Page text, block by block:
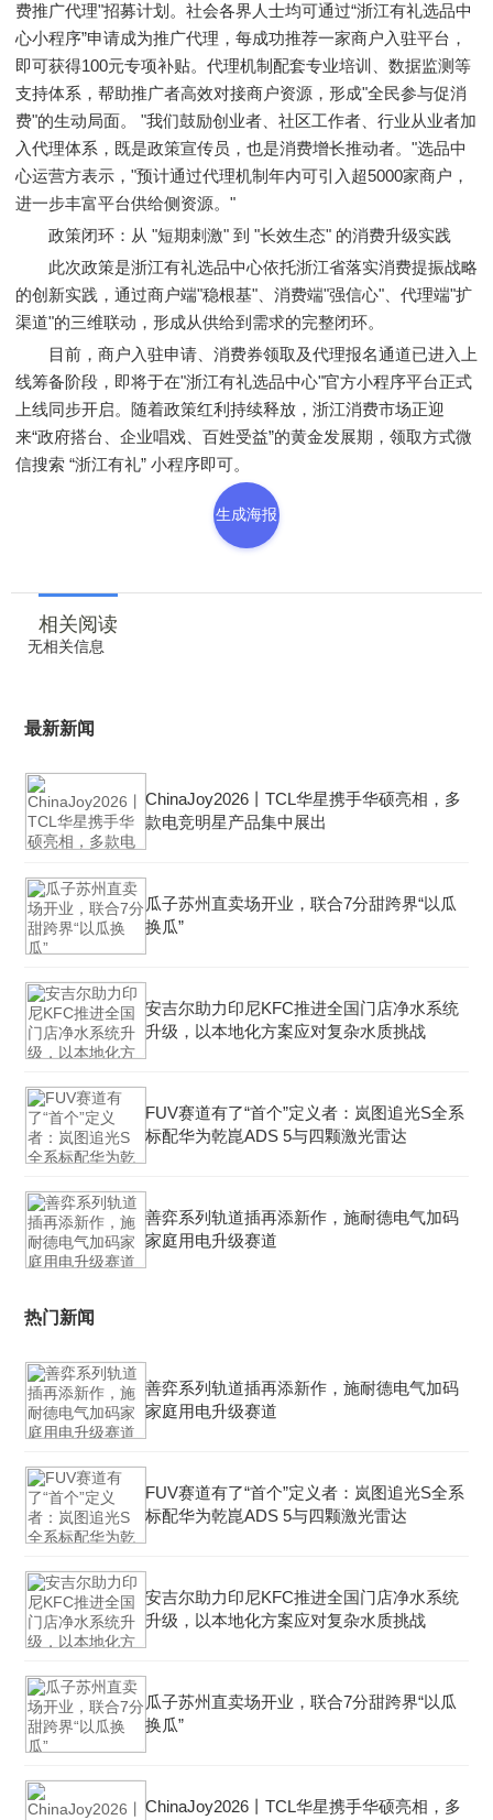
费推广代理"招募计划。社会各界人士均可通过“浙江有礼选品中
心小程序”申请成为推广代理，每成功推荐一家商户入驻平台，
即可获得100元专项补贴。代理机制配套专业培训、数据监测等
支持体系，帮助推广者高效对接商户资源，形成"全民参与促消
费"的生动局面。 "我们鼓励创业者、社区工作者、行业从业者加
入代理体系，既是政策宣传员，也是消费增长推动者。"选品中
心运营方表示，"预计通过代理机制年内可引入超5000家商户，
进一步丰富平台供给侧资源。"
政策闭环：从 "短期刺激" 到 "长效生态" 的消费升级实践
此次政策是浙江有礼选品中心依托浙江省落实消费提振战略
的创新实践，通过商户端"稳根基"、消费端"强信心"、代理端"扩
渠道"的三维联动，形成从供给到需求的完整闭环。
目前，商户入驻申请、消费券领取及代理报名通道已进入上
线筹备阶段，即将于在"浙江有礼选品中心"官方小程序平台正式
上线同步开启。随着政策红利持续释放，浙江消费市场正迎
来“政府搭台、企业唱戏、百姓受益”的黄金发展期，领取方式微
信搜索 “浙江有礼” 小程序即可。
生成海报
相关阅读
无相关信息
最新新闻
ChinaJoy2026丨TCL华星携手华硕亮相，多
款电竞明星产品集中展出
瓜子苏州直卖场开业，联合7分甜跨界“以瓜
换瓜”
安吉尔助力印尼KFC推进全国门店净水系统
升级，以本地化方案应对复杂水质挑战
FUV赛道有了“首个”定义者：岚图追光S全系
标配华为乾崑ADS 5与四颗激光雷达
善弈系列轨道插再添新作，施耐德电气加码
家庭用电升级赛道
热门新闻
善弈系列轨道插再添新作，施耐德电气加码
家庭用电升级赛道
FUV赛道有了“首个”定义者：岚图追光S全系
标配华为乾崑ADS 5与四颗激光雷达
安吉尔助力印尼KFC推进全国门店净水系统
升级，以本地化方案应对复杂水质挑战
瓜子苏州直卖场开业，联合7分甜跨界“以瓜
换瓜”
ChinaJoy2026丨TCL华星携手华硕亮相，多